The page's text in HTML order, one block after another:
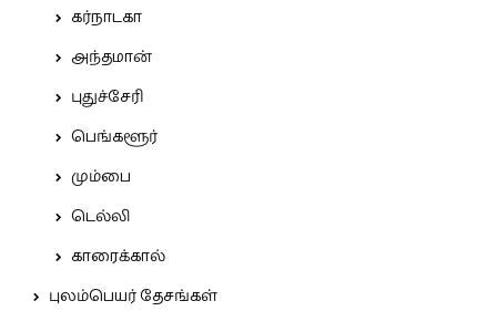
கர்நாடகா
அந்தமான்
புதுச்சேரி
பெங்களூர்
மும்பை
டெல்லி
காரைக்கால்
புலம்பெயர் தேசங்கள்